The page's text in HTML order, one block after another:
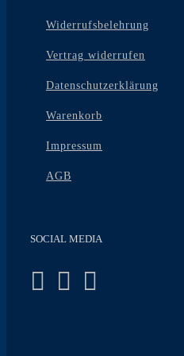
Widerrufsbelehrung
Vertrag widerrufen
Datenschutzerklärung
Warenkorb
Impressum
AGB
SOCIAL MEDIA